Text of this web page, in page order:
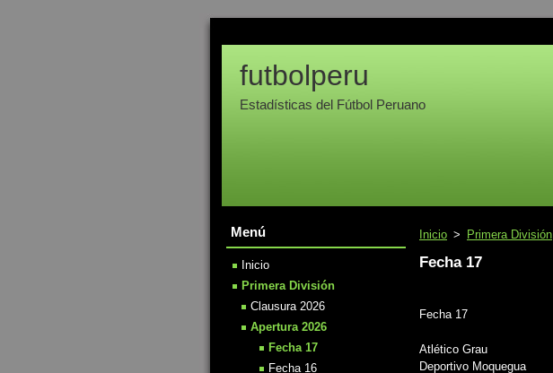
futbolperu
Estadísticas del Fútbol Peruano
Inicio > Primera División
Fecha 17
Fecha 17
Atlético Grau
Deportivo Moquegua
Menú
Inicio
Primera División
Clausura 2026
Apertura 2026
Fecha 17
Fecha 16